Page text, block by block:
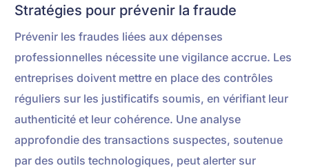
Stratégies pour prévenir la fraude
Prévenir les fraudes liées aux dépenses
professionnelles nécessite une vigilance accrue. Les
entreprises doivent mettre en place des contrôles
réguliers sur les justificatifs soumis, en vérifiant leur
authenticité et leur cohérence. Une analyse
approfondie des transactions suspectes, soutenue
par des outils technologiques, peut alerter sur